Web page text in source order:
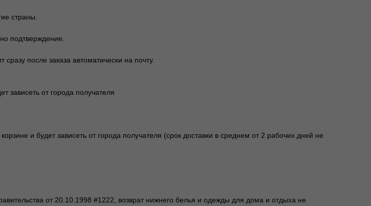
страны.
подтверждение.
после заказа автоматически на почту.
зависеть от города получателя
и будет зависеть от города получателя (срок доставки в среднем от 2 рабочих дней не
от 20.10.1998 #1222, возврат нижнего белья и одежды для дома и отдыха не